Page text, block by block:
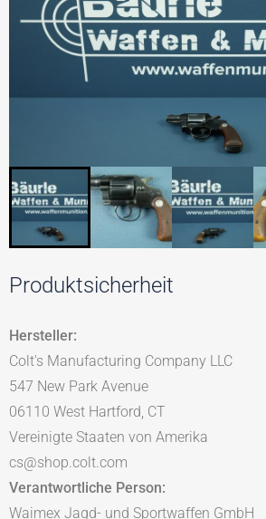
Produktsicherheit
Hersteller:
Colt's Manufacturing Company LLC
547 New Park Avenue
06110 West Hartford, CT
Vereinigte Staaten von Amerika
cs@shop.colt.com
Verantwortliche Person:
Waimex Jagd- und Sportwaffen GmbH